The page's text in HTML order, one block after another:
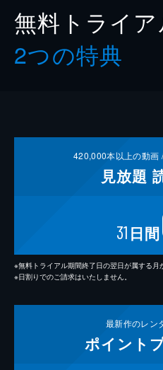
無料トライ
2つの特典
420,000本以上の動画
見放題
31 日間
※無料トライアル期間終了日の翌日が属する月
※日割りでのご請求はいたしません。
最新作のレン
ポイント